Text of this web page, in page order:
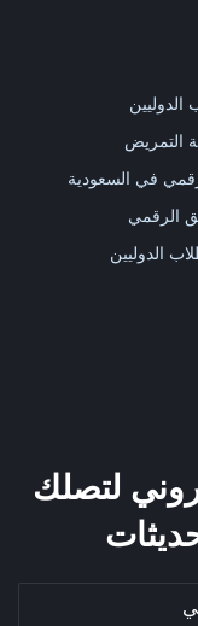
التمريض
في السعودية
الرقمي
الدوليين
لتصلك